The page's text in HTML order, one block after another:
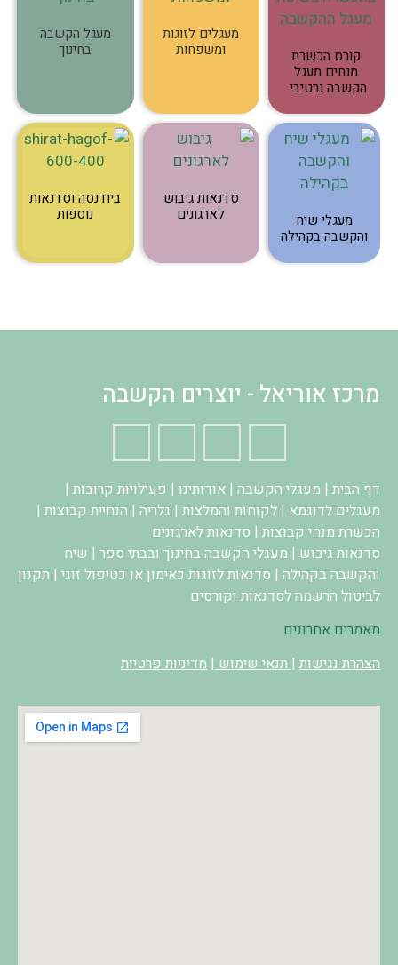
קורס הכשרת
מנחים מעגל
הקשבה נרטיבי
מעגלים לזוגות
ומשפחות
מעגל הקשבה
בחינוך
מעגלי שיח
והקשבה בקהילה
סדנאות גיבוש
לארגונים
ביודנסה וסדנאות
נוספות
מרכז אוריאל - יוצרים הקשבה
דף הבית | מעגלי הקשבה | אודותינו | פעילויות קרובות |
מעגלים לדוגמא | לקוחות והמלצות | גלריה | הנחיית קבוצות |
הכשרת מנחי קבוצות | סדנאות לארגונים
סדנאות גיבוש | מעגלי הקשבה בחינוך ובבתי ספר | שיח
והקשבה בקהילה | סדנאות לזוגות כאימון או כטיפול זוגי | תקנון
לביטול הרשמה לסדנאות וקורסים
מאמרים אחרונים
הצהרת נגישות | תנאי שימוש | מדיניות פרטיות